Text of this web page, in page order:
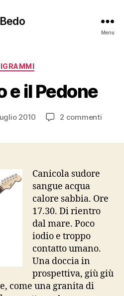
Bedo
Menu
Categorie
e il Pedone
2010 2 commentisu
Canicola sudore
sangue acqua
calore sabbia. Ore
17.30. Di rientro
dal mare. Poco
iodio e troppo
contatto umano.
Una doccia in
prospettiva, giù giù
come una granita di